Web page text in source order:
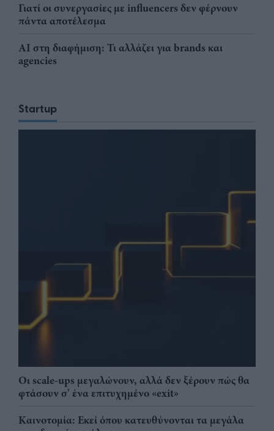
Γιατί οι συνεργασίες με influencers δεν φέρνουν
πάντα αποτέλεσμα
AI στη διαφήμιση: Τι αλλάζει για brands και
agencies
Startup
Οι scale-ups μεγαλώνουν, αλλά δεν ξέρουν πώς θα
φτάσουν σ' ένα επιτυχημένο «exit»
Καινοτομία: Εκεί όπου κατευθύνονται τα μεγάλα